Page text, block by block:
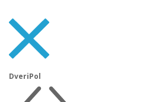
DveriPol